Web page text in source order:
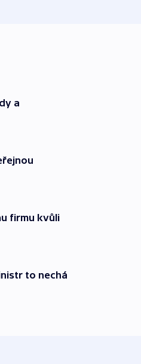
a
firmu kvůli
to nechá